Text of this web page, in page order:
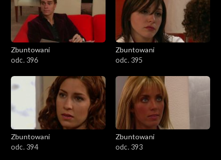
Zbuntowani
odc. 396
Zbuntowani
odc. 395
Zbuntowani
odc. 394
Zbuntowani
odc. 393